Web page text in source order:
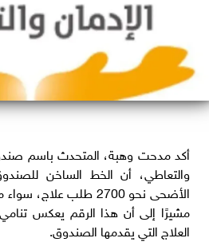
أكد مدحت وهبة، المتحدث باسم
والتعاطي، أن الخط الساخن
الأضحى نحو 2700 طلب
مشيرًا إلى أن هذا الرقم يعكس
العلاج التي يقدمها الصندوق.